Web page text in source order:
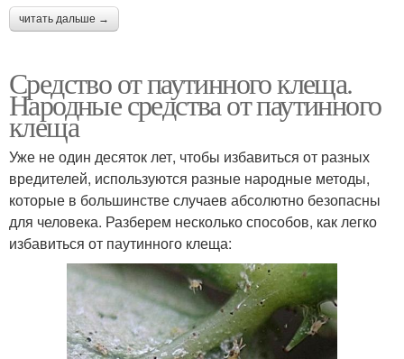
читать дальше →
Средство от паутинного клеща.
Народные средства от паутинного
клеща
Уже не один десяток лет, чтобы избавиться от разных
вредителей, используются разные народные методы,
которые в большинстве случаев абсолютно безопасны
для человека. Разберем несколько способов, как легко
избавиться от паутинного клеща: